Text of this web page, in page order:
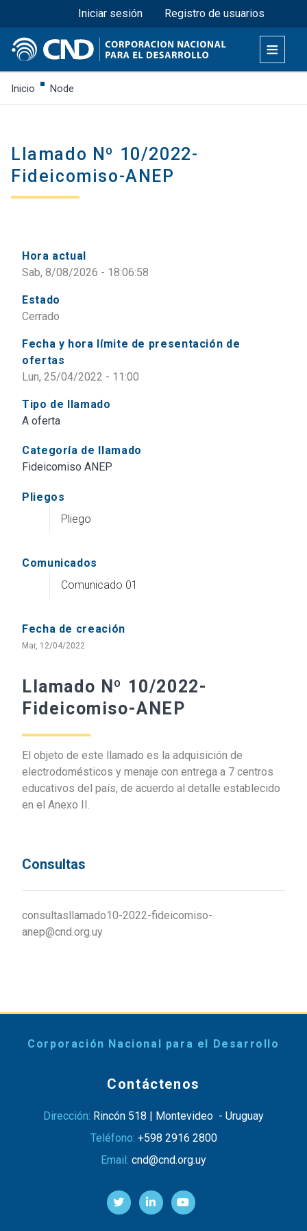
Pasar
al
contenido
principal
Menú superior
Iniciar sesión Registro de usuarios
Inicio Node
Llamado Nº 10/2022-
Fideicomiso-ANEP
Hora actual
Sab, 8/08/2026 - 18:06:58
Estado
Cerrado
Fecha y hora límite de presentación de
ofertas
Lun, 25/04/2022 - 11:00
Tipo de llamado
A oferta
Categoría de llamado
Fideicomiso ANEP
Pliegos
Pliego
Comunicados
Comunicado 01
Fecha de creación
Mar, 12/04/2022
Llamado Nº 10/2022-
Fideicomiso-ANEP
El objeto de este llamado es la adquisición de
electrodomésticos y menaje con entrega a 7 centros
educativos del país, de acuerdo al detalle establecido
en el Anexo II.
Consultas
consultasllamado10-2022-fideicomiso-
anep@cnd.org.uy
Corporación Nacional para el Desarrollo
Contáctenos
Dirección: Rincón 518 | Montevideo - Uruguay
Teléfono: +598 2916 2800
Email: cnd@cnd.org.uy